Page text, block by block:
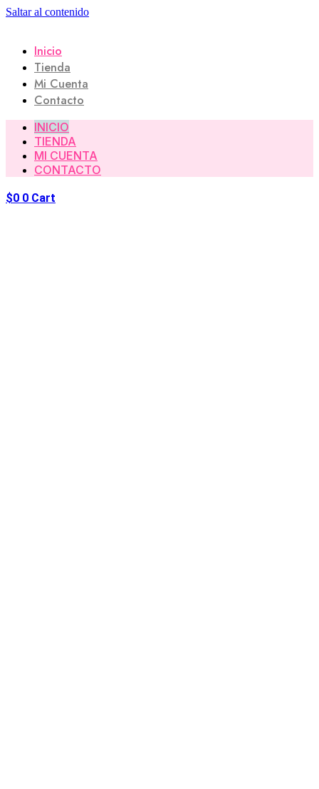
Saltar al contenido
Inicio
Tienda
Mi Cuenta
Contacto
INICIO
TIENDA
MI CUENTA
CONTACTO
$0 0 Cart